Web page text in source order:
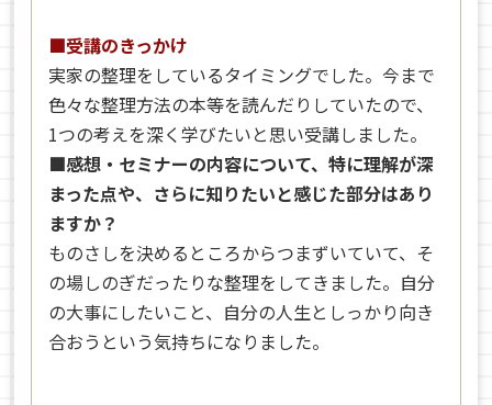
■受講のきっかけ
実家の整理をしているタイミングでした。今まで
色々な整理方法の本等を読んだりしていたので、
1つの考えを深く学びたいと思い受講しました。
■感想・セミナーの内容について、特に理解が深
まった点や、さらに知りたいと感じた部分はあり
ますか？
ものさしを決めるところからつまずいていて、そ
の場しのぎだったりな整理をしてきました。自分
の大事にしたいこと、自分の人生としっかり向き
合おうという気持ちになりました。